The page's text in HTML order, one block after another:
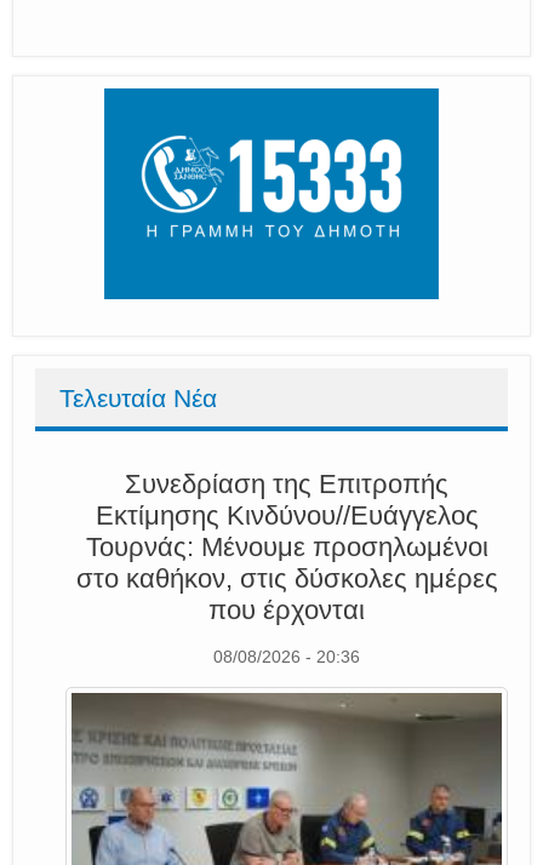
Τελευταία Νέα
Συνεδρίαση της Επιτροπής
Εκτίμησης Κινδύνου//Ευάγγελος
Τουρνάς: Μένουμε προσηλωμένοι
στο καθήκον, στις δύσκολες ημέρες
που έρχονται
08/08/2026 - 20:36